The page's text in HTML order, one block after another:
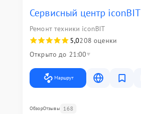
Сервисный центр iconBIT
Ремонт техники iconBIT
5,0208 оценки
Открыто до 21:00
Маршрут
ОбзорОтзывы 168